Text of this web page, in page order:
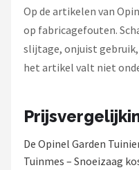
Op de artikelen van
op fabricagefouten.
slijtage, onjuist
het artikel valt niet
De Opinel Garden
Tuinmes – Snoeizaag